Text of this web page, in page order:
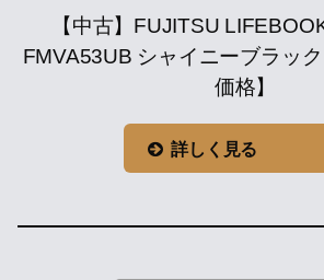
【中古】FUJITSU
FMVA53UB シャイニーブラッ
価格】
詳しく見る